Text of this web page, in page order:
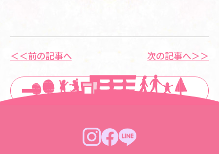
＜＜前の記事へ
一覧に戻る
次の記事へ＞＞